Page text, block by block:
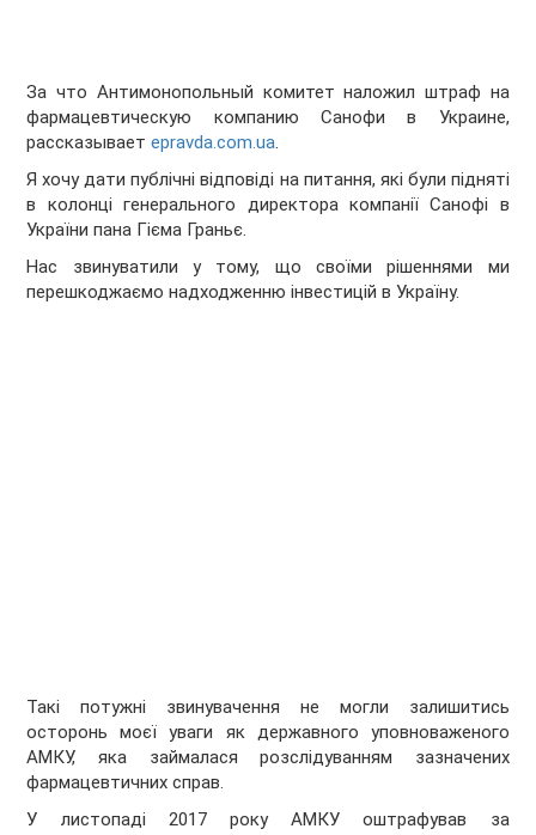
За что Антимонопольный комитет наложил штраф на
фармацевтическую компанию Санофи в Украине,
рассказываетepravda.com.ua.
Я хочу дати публічні відповіді на питання, які були підняті
в колонці генерального директора компанії Санофі в
України пана Гієма Граньє.
Нас звинуватили у тому, що своїми рішеннями ми
перешкоджаємо надходженню інвестицій в Україну.
Такі потужні звинувачення не могли залишитись
осторонь моєї уваги як державного уповноваженого
АМКУ, яка займалася розслідуванням зазначених
фармацевтичних справ.
У листопаді 2017 року АМКУ оштрафував за